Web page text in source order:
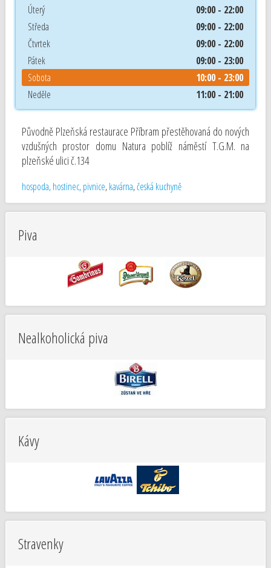
Úterý
09:00 - 22:00
Středa
09:00 - 22:00
Čtvrtek
09:00 - 22:00
Pátek
09:00 - 23:00
Sobota
10:00 - 23:00
Neděle
11:00 - 21:00
Původně Plzeňská restaurace Příbram přestěhovaná do nových
vzdušných prostor domu Natura poblíž náměstí T.G.M. na
plzeňské ulici č.134
hospoda, hostinec, pivnice,kavárna,česká kuchyně
Piva
Nealkoholická piva
Kávy
Stravenky